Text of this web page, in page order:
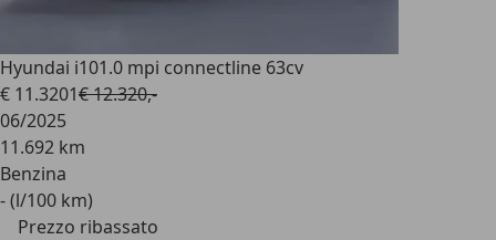
Hyundai i101.0 mpi connectline 63cv
€ 11.3201€ 12.320,-
06/2025
11.692 km
Benzina
- (l/100 km)
Prezzo ribassato